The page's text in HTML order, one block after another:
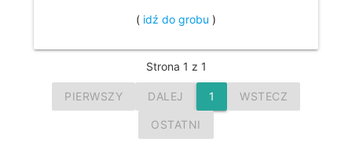
( idź do grobu )
Strona 1 z 1
PIERWSZY DALEJ 1 WSTECZ
OSTATNI